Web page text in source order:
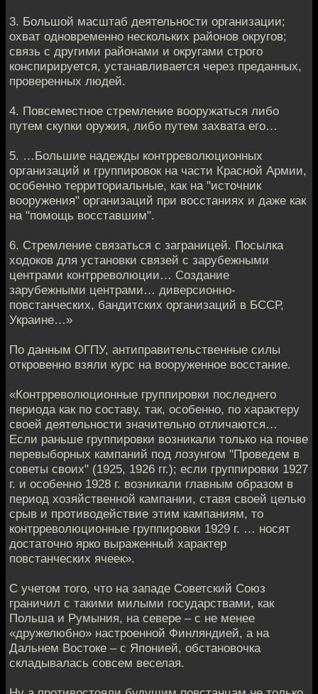
3. Большой масштаб деятельности организации;
охват одновременно нескольких районов округов;
связь с другими районами и округами строго
конспирируется, устанавливается через преданных,
проверенных людей.
4. Повсеместное стремление вооружаться либо
путем скупки оружия, либо путем захвата его…
5. …Большие надежды контрреволюционных
организаций и группировок на части Красной Армии,
особенно территориальные, как на "источник
вооружения" организаций при восстаниях и даже как
на "помощь восставшим".
6. Стремление связаться с заграницей. Посылка
ходоков для установки связей с зарубежными
центрами контрреволюции… Создание
зарубежными центрами… диверсионно-
повстанческих, бандитских организаций в БССР,
Украине…»
По данным ОГПУ, антиправительственные силы
откровенно взяли курс на вооруженное восстание.
«Контрреволюционные группировки последнего
периода как по составу, так, особенно, по характеру
своей деятельности значительно отличаются…
Если раньше группировки возникали только на почве
перевыборных кампаний под лозунгом "Проведем в
советы своих" (1925, 1926 гг.); если группировки 1927
г. и особенно 1928 г. возникали главным образом в
период хозяйственной кампании, ставя своей целью
срыв и противодействие этим кампаниям, то
контрреволюционные группировки 1929 г. … носят
достаточно ярко выраженный характер
повстанческих ячеек».
С учетом того, что на западе Советский Союз
граничил с такими милыми государствами, как
Польша и Румыния, на севере – с не менее
«дружелюбно» настроенной Финляндией, а на
Дальнем Востоке – с Японией, обстановочка
складывалась совсем веселая.